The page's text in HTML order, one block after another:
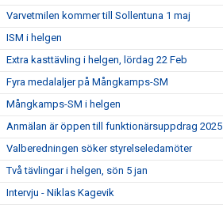
Varvetmilen kommer till Sollentuna 1 maj
ISM i helgen
Extra kasttävling i helgen, lördag 22 Feb
Fyra medalaljer på Mångkamps-SM
Mångkamps-SM i helgen
Anmälan är öppen till funktionärsuppdrag 2025
Valberedningen söker styrelseledamöter
Två tävlingar i helgen, sön 5 jan
Intervju - Niklas Kagevik